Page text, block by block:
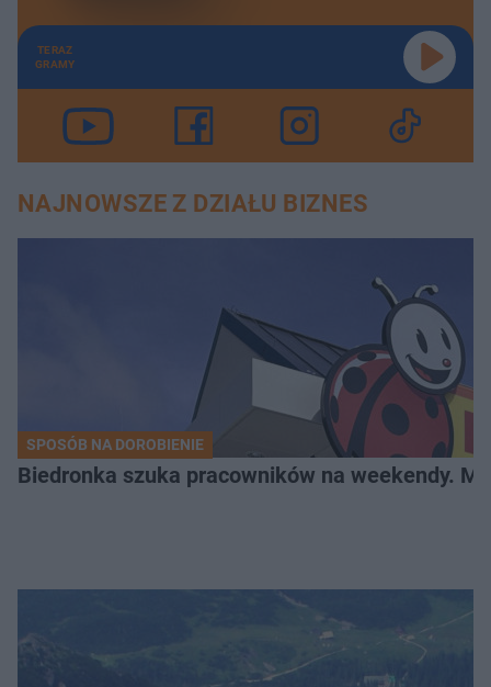
TERAZ
GRAMY
NAJNOWSZE Z DZIAŁU BIZNES
SPOSÓB NA DOROBIENIE
Biedronka szuka pracowników na weekendy.